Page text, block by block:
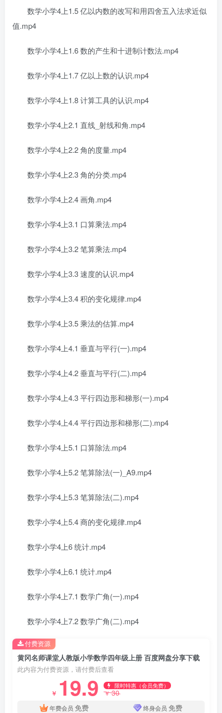
数学小学4上1.5 亿以内数的改写和用四舍五入法求近似
值.mp4
数学小学4上1.6 数的产生和十进制计数法.mp4
数学小学4上1.7 亿以上数的认识.mp4
数学小学4上1.8 计算工具的认识.mp4
数学小学4上2.1 直线_射线和角.mp4
数学小学4上2.2 角的度量.mp4
数学小学4上2.3 角的分类.mp4
数学小学4上2.4 画角.mp4
数学小学4上3.1 口算乘法.mp4
数学小学4上3.2 笔算乘法.mp4
数学小学4上3.3 速度的认识.mp4
数学小学4上3.4 积的变化规律.mp4
数学小学4上3.5 乘法的估算.mp4
数学小学4上4.1 垂直与平行(一).mp4
数学小学4上4.2 垂直与平行(二).mp4
数学小学4上4.3 平行四边形和梯形(一).mp4
数学小学4上4.4 平行四边形和梯形(二).mp4
数学小学4上5.1 口算除法.mp4
数学小学4上5.2 笔算除法(一)_A9.mp4
数学小学4上5.3 笔算除法(二).mp4
数学小学4上5.4 商的变化规律.mp4
数学小学4上6 统计.mp4
数学小学4上6.1 统计.mp4
数学小学4上7.1 数学广角(一).mp4
数学小学4上7.2 数学广角(二).mp4
黄冈名师课堂人教版小学数学四年级上册 百度网盘分享下载
此内容为付费资源，请付费后查看
￥ 19.9 限时特惠（会员免费）
￥30
年费会员 免费 终身会员 免费
付费资源